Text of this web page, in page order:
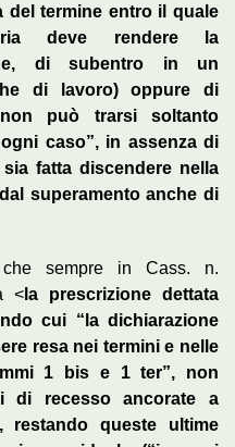
del termine entro il quale
deve rendere la
di subentro in un
di lavoro) oppure di
può trarsi soltanto
caso”, in assenza di
fatta discendere nella
superamento anche di
sempre in Cass. n.
<la prescrizione dettata
cui “la dichiarazione
resa nei termini e nelle
1 bis e 1 ter”, non
di recesso ancorate a
restando queste ultime